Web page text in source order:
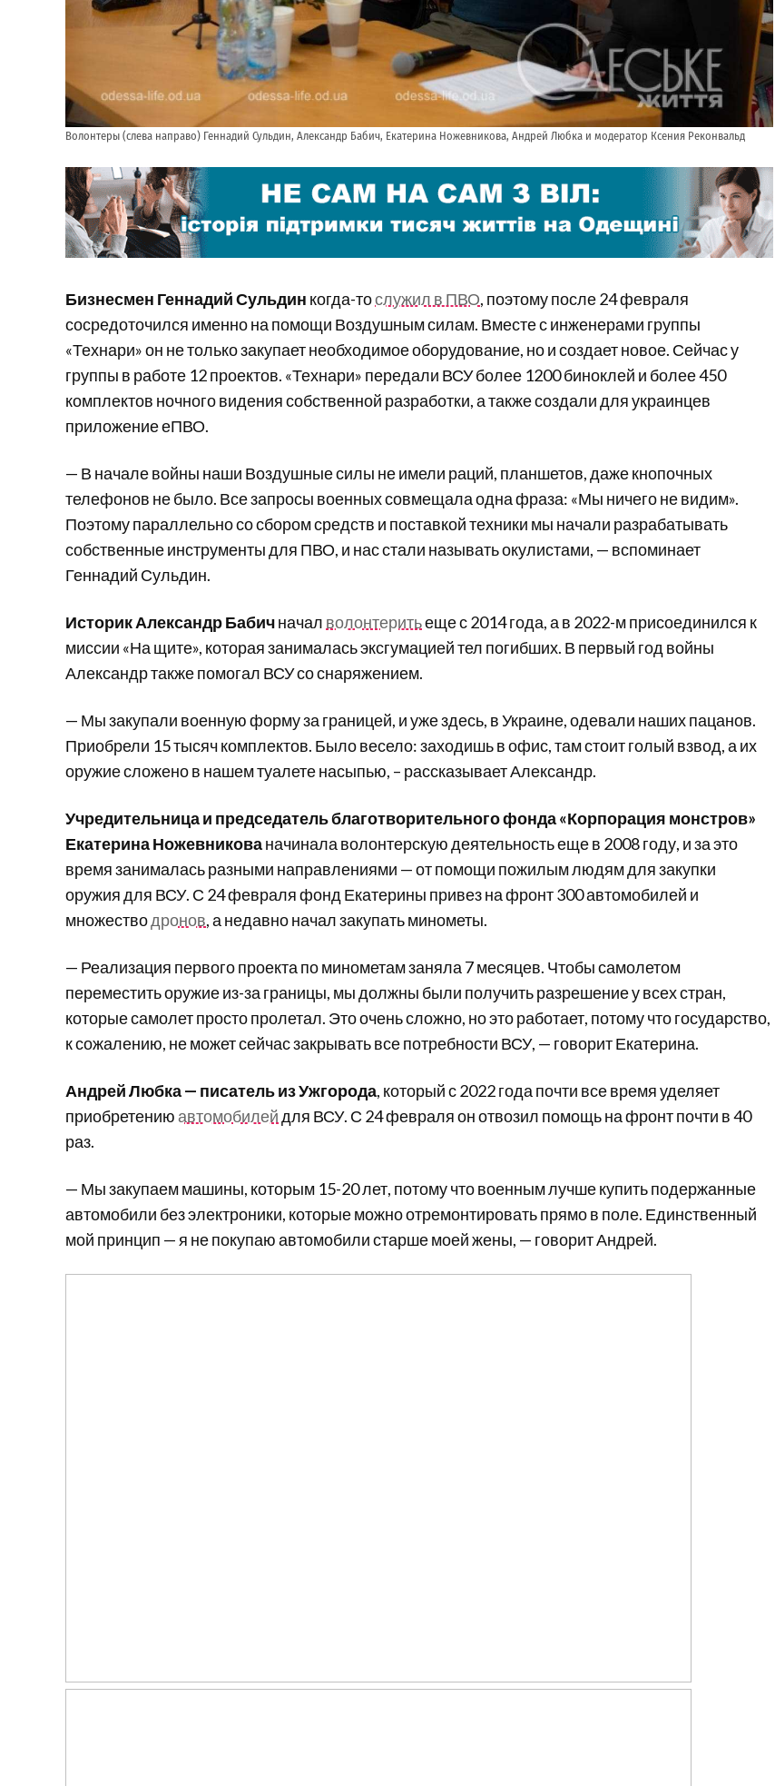
Волонтеры (слева направо) Геннадий Сульдин, Александр Бабич, Екатерина Ножевникова, Андрей Любка и модератор Ксения Реконвальд
Бизнесмен Геннадий Сульдин когда-тослужил в ПВО, поэтому после 24 февраля
сосредоточился именно на помощи Воздушным силам. Вместе с инженерами группы
«Технари» он не только закупает необходимое оборудование, но и создает новое. Сейчас у
группы в работе 12 проектов. «Технари» передали ВСУ более 1200 биноклей и более 450
комплектов ночного видения собственной разработки, а также создали для украинцев
приложение еПВО.
— В начале войны наши Воздушные силы не имели раций, планшетов, даже кнопочных
телефонов не было. Все запросы военных совмещала одна фраза: «Мы ничего не видим».
Поэтому параллельно со сбором средств и поставкой техники мы начали разрабатывать
собственные инструменты для ПВО, и нас стали называть окулистами, — вспоминает
Геннадий Сульдин.
Историк Александр Бабичначал волонтеритьеще с 2014 года, а в 2022-м присоединился к
миссии «На щите», которая занималась эксгумацией тел погибших. В первый год войны
Александр также помогал ВСУ со снаряжением.
— Мы закупали военную форму за границей, и уже здесь, в Украине, одевали наших пацанов.
Приобрели 15 тысяч комплектов. Было весело: заходишь в офис, там стоит голый взвод, а их
оружие сложено в нашем туалете насыпью, – рассказывает Александр.
Учредительница и председатель благотворительного фонда «Корпорация монстров»
Екатерина Ножевникованачинала волонтерскую деятельность еще в 2008 году, и за это
время занималась разными направлениями — от помощи пожилым людям для закупки
оружия для ВСУ. С 24 февраля фонд Екатерины привез на фронт 300 автомобилей и
множестводронов, а недавно начал закупать минометы.
— Реализация первого проекта по минометам заняла 7 месяцев. Чтобы самолетом
переместить оружие из-за границы, мы должны были получить разрешение у всех стран,
которые самолет просто пролетал. Это очень сложно, но это работает, потому что государство,
к сожалению, не может сейчас закрывать все потребности ВСУ, — говорит Екатерина.
Андрей Любка — писатель из Ужгорода, который с 2022 года почти все время уделяет
приобретениюавтомобилейдля ВСУ. С 24 февраля он отвозил помощь на фронт почти в 40
раз.
— Мы закупаем машины, которым 15-20 лет, потому что военным лучше купить подержанные
автомобили без электроники, которые можно отремонтировать прямо в поле. Единственный
мой принцип — я не покупаю автомобили старше моей жены, — говорит Андрей.